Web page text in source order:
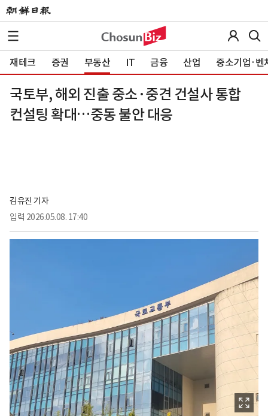
재테크 증권 부동산 IT 금융 산업 중소기업·벤
국토부, 해외 진출 중소·중견 건설사 통합
컨설팅 확대…중동 불안 대응
김유진 기자
입력 2026.05.08. 17:40